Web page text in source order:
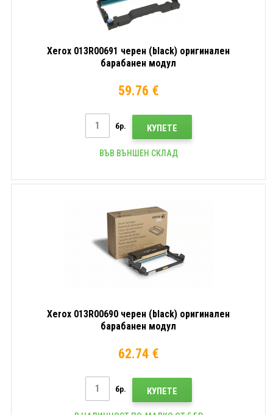
Xerox 013R00691 черен (black) оригинален
барабанен модул
59.76 €
бр. КУПЕТЕ
ВЪВ ВЪНШЕН СКЛАД
Xerox 013R00690 черен (black) оригинален
барабанен модул
62.74 €
бр. КУПЕТЕ